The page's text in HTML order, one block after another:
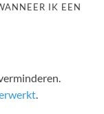
IK EEN